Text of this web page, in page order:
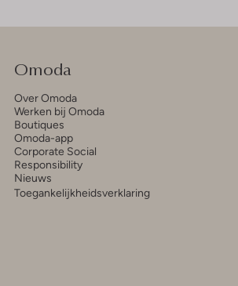
Omoda
Over Omoda
Werken bij Omoda
Boutiques
Omoda-app
Corporate Social
Responsibility
Nieuws
Toegankelijkheidsverklaring